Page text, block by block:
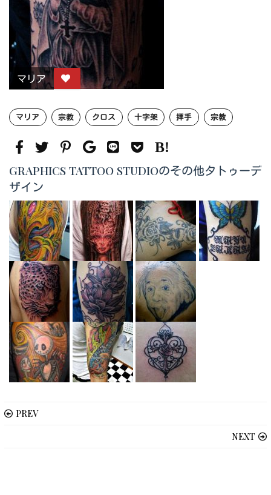
マリア
マリア 宗教 クロス 十字架 拝手 宗教
GRAPHICS TATTOO STUDIOのその他タトゥーデ
ザイン
PREV
NEXT